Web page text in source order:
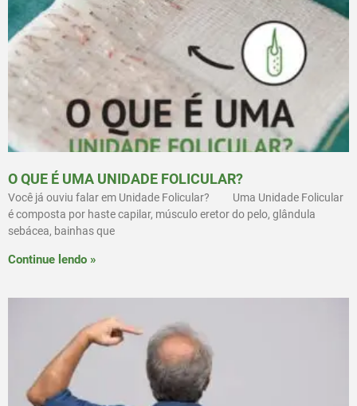
O QUE É UMA UNIDADE FOLICULAR?
Você já ouviu falar em Unidade Folicular? ⠀ ⠀ Uma Unidade Folicular
é composta por haste capilar, músculo eretor do pelo, glândula
sebácea, bainhas que
Continue lendo »